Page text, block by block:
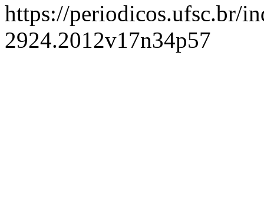
https://periodicos.ufsc.br/
2924.2012v17n34p57